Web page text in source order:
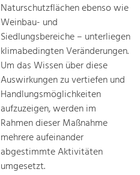
Naturschutzflächen ebenso wie
Weinbau- und
Siedlungsbereiche – unterliegen
klimabedingten Veränderungen.
Um das Wissen über diese
Auswirkungen zu vertiefen und
Handlungsmöglichkeiten
aufzuzeigen, werden im
Rahmen dieser Maßnahme
mehrere aufeinander
abgestimmte Aktivitäten
umgesetzt.